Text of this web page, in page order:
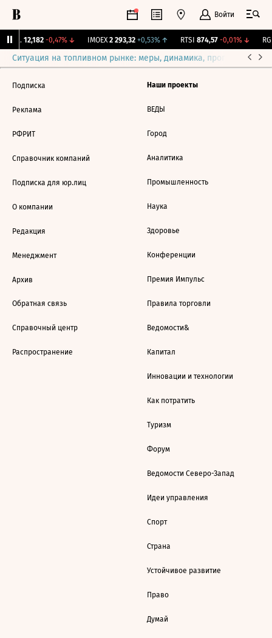
Войти
12,182 -0,47%↓ IMOEX 2 293,32 +0,53%↑ RTSI 874,57 -0,01%↓
Ситуация на топливном рынке: меры, динамика, прогнозы
Подписка
Реклама
РФРИТ
Справочник компаний
Подписка для юр.лиц
О компании
Редакция
Менеджмент
Архив
Обратная связь
Справочный центр
Распространение
Наши проекты
ВЕДЫ
Город
Аналитика
Промышленность
Наука
Здоровье
Конференции
Премия Импульс
Правила торговли
Ведомости&
Капитал
Инновации и технологии
Как потратить
Туризм
Форум
Ведомости Северо-Запад
Идеи управления
Спорт
Страна
Устойчивое развитие
Право
Думай